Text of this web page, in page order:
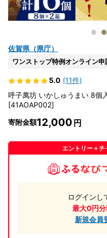
佐賀県（県庁）
ワンストップ特例オンライン申
5.0 (11件)
呼子萬坊 いかしゅうまい 8個
[41AOAP002]
寄附金額12,000
エントリー＋チ
ログインし
最大0円
新規会員